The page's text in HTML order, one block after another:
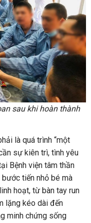
sau khi hoàn thành
là quá trình “một
sự kiên trì, tình yêu
Bệnh viện tâm thần
tiến nhỏ bé mà
hoạt, từ bàn tay run
lặng kéo dài đến
minh chứng sống